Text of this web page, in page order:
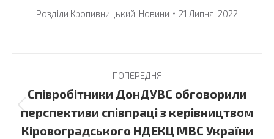
Розділи Кропивницький, Новини 21 Липня, 2022
navigation
ПОПЕРЕДНЯ
Previous
post:
Співробітники ДонДУВС обговорили
перспективи співпраці з керівництвом
Кіровоградського НДЕКЦ МВС України